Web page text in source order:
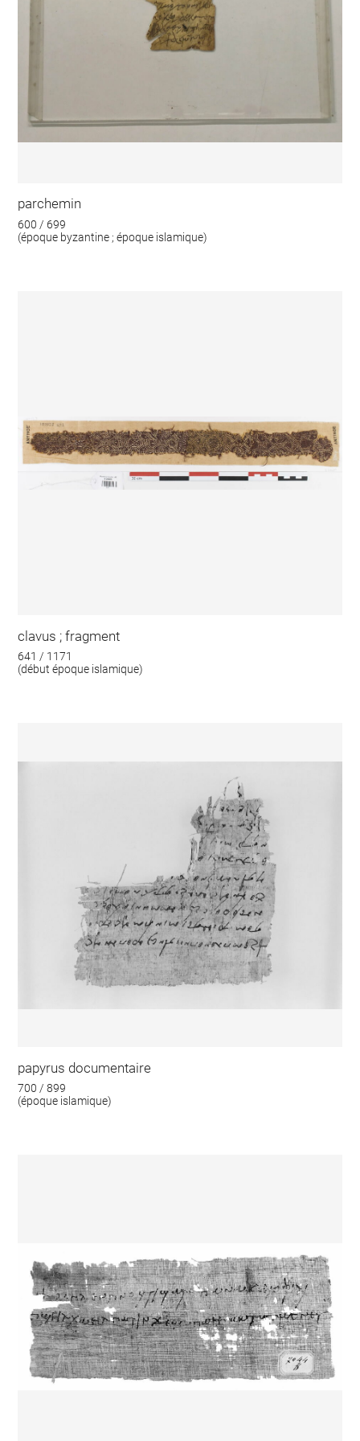
parchemin
600 / 699
(époque byzantine ; époque islamique)
clavus ; fragment
641 / 1171
(début époque islamique)
papyrus documentaire
700 / 899
(époque islamique)